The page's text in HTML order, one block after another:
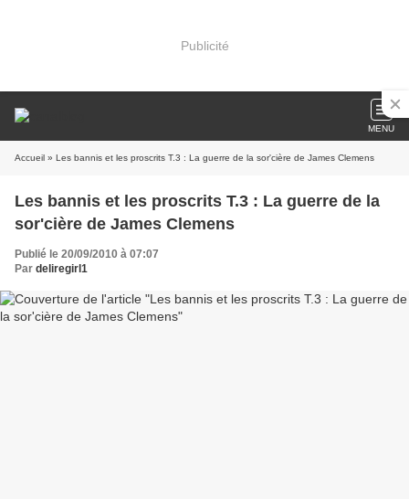
Publicité
MENU
Accueil » Les bannis et les proscrits T.3 : La guerre de la sor'cière de James Clemens
Les bannis et les proscrits T.3 : La guerre de la
sor'cière de James Clemens
Publié le 20/09/2010 à 07:07
Par deliregirl1